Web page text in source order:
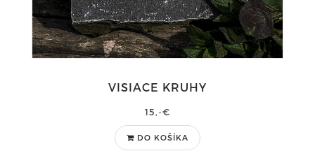
VISIACE KRUHY
15,-€
DO KOŠÍKA